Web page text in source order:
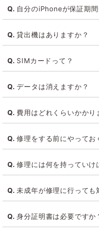
事もあるのでできるだけ
アなどさまざまな原因が考
ければiPhoneのバッテリ
題解決のお手伝いをいたし
自分のiPhoneが保証期
る事で確認が可能です。
お客様のシリアル番号は購
ら確認できます。
貸出機はありますか？
いております。
貸出機ご利用の場合はデ
SIMカードって？
面に挿入されております。
データは消えますか？
上データの初期化を伴う場
ておくことをおすすめいた
費用はどれくらいかかり
頭でお見積もりを出させて
有償での修理料金をご確認
覧ください。
修理をする前にやってお
1.操作が可能であればバッ
2.AppleIDとパスワードを
AppleIDが不明な場合
修理には何を持っていけ
iPhone、iPad、iPod
故障した本体をお持込下
ヤホン）も故障している場
未成年が修理に行っても
成年の方でも受付可能です
書類などをお持ちいただ
身分証明書は必要ですか